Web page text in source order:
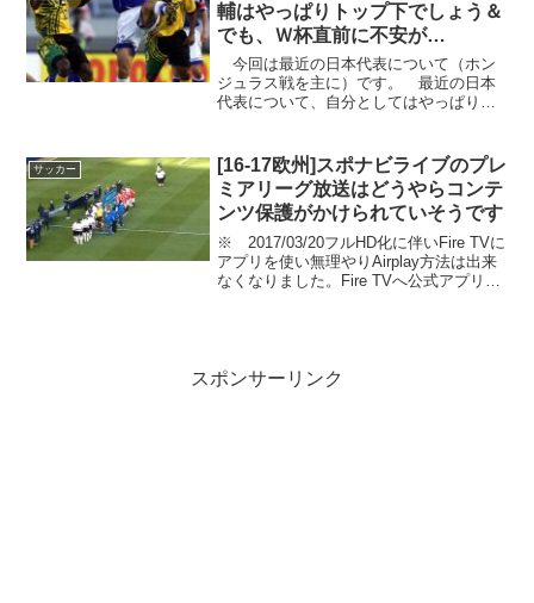
輔はやっぱりトップ下でしょう＆
でも、Ｗ杯直前に不安が…
今回は最近の日本代表について（ホン
ジュラス戦を主に）です。 最近の日本
代表について、自分としてはやっぱり、
サッカー
[16-17欧州]スポナビライブのプレ
ミアリーグ放送はどうやらコンテ
ンツ保護がかけられていそうです
※ 2017/03/20フルHD化に伴いFire TVに
アプリを使い無理やりAirplay方法は出来
なくなりました。Fire TVへ公式アプリが
スポンサーリンク